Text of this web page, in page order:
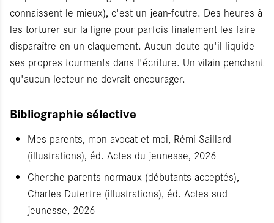
connaissent le mieux), c'est un jean-foutre. Des heures à
les torturer sur la ligne pour parfois finalement les faire
disparaître en un claquement. Aucun doute qu'il liquide
ses propres tourments dans l'écriture. Un vilain penchant
qu'aucun lecteur ne devrait encourager.
Bibliographie sélective
Mes parents, mon avocat et moi, Rémi Saillard
(illustrations), éd. Actes du jeunesse, 2026
Cherche parents normaux (débutants acceptés),
Charles Dutertre (illustrations), éd. Actes sud
jeunesse, 2026